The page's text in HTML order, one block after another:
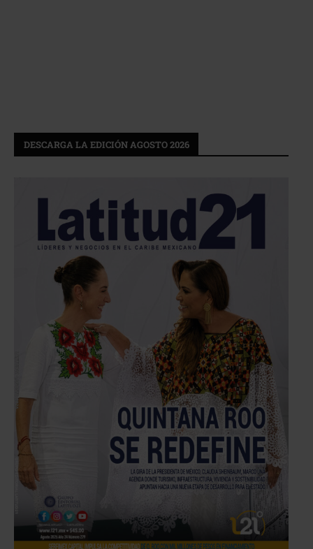
DESCARGA LA EDICIÓN AGOSTO 2026